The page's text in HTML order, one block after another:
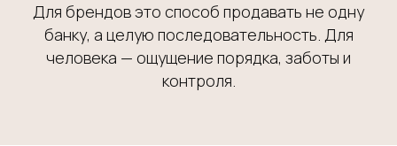
Для брендов это способ продавать не одну
банку, а целую последовательность. Для
человека — ощущение порядка, заботы и
контроля.